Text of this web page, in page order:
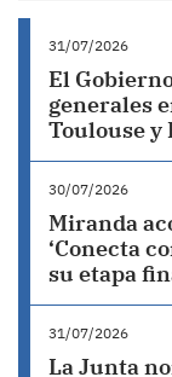
31/07/2026
El
generales
Toulouse y
30/07/2026
Miranda
‘Conecta
su etapa
31/07/2026
La Junta